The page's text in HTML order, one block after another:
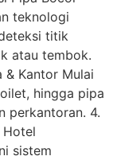
teknologi
titik
atau tembok.
& Kantor Mulai
hingga pipa
perkantoran. 4.
Hotel
sistem